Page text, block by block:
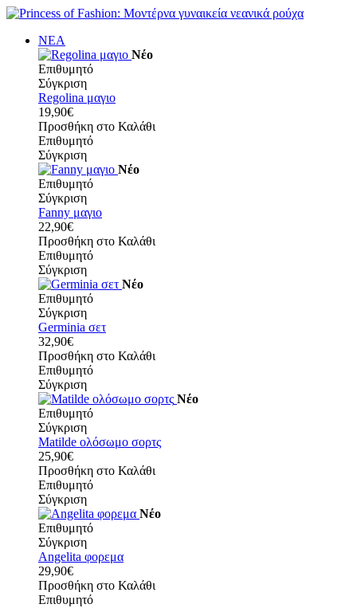
ΝΕΑ
Νέο
Επιθυμητό
Σύγκριση
Regolina μαγιο
19,90€
Προσθήκη στο Καλάθι
Επιθυμητό
Σύγκριση
Νέο
Επιθυμητό
Σύγκριση
Fanny μαγιο
22,90€
Προσθήκη στο Καλάθι
Επιθυμητό
Σύγκριση
Νέο
Επιθυμητό
Σύγκριση
Germinia σετ
32,90€
Προσθήκη στο Καλάθι
Επιθυμητό
Σύγκριση
Νέο
Επιθυμητό
Σύγκριση
Matilde ολόσωμο σορτς
25,90€
Προσθήκη στο Καλάθι
Επιθυμητό
Σύγκριση
Νέο
Επιθυμητό
Σύγκριση
Angelita φορεμα
29,90€
Προσθήκη στο Καλάθι
Επιθυμητό